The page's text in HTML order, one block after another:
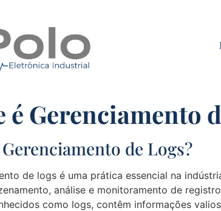
é Gerenciamento
de Logs?
de logs é uma prática essencial na
análise e monitoramento de
como logs, contêm informações